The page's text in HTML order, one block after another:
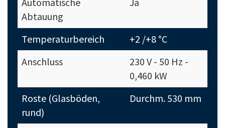
Abtauung
Temperaturbereich
+2 /+8 °C
Anschluss
230 V - 50 Hz -
0,460 kW
Roste (Glasböden,
rund)
Durchm. 530 mm